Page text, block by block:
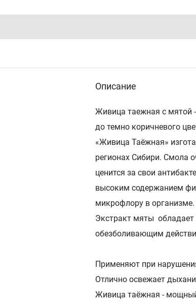
Описание
Живица таежная с мятой
до темно коричневого
«Живица Таёжная»
регионах Сибири. Смола
ценится за свои
высоким содержанием
микрофлору в организме.
Экстракт мяты
обезболивающим
Применяют при
Отлично освежает
Живица таёжная - мощный